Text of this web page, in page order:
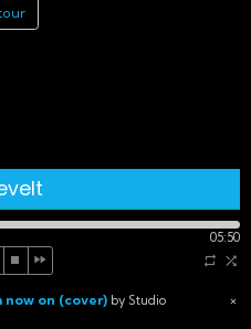
05:50
×
now on (cover) by Studio